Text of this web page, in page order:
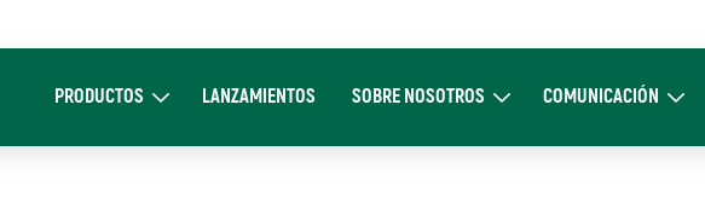
navigation
PRODUCTOSExpand ProductosLANZAMIENTOS SOBRE NOSOTROSExpand Sobre NosotrosCOMUNICACIÓN
Expand